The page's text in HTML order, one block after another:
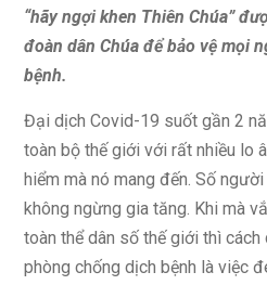
“hãy ngợi khen Thiên Chúa”
đoàn dân Chúa để bảo vệ mọi
bệnh.
Đại dịch Covid-19 suốt gần 2
toàn bộ thế giới với rất nhiều lo
hiểm mà nó mang đến. Số
không ngừng gia tăng. Khi mà
toàn thể dân số thế giới thì
phòng chống dịch bệnh là việc